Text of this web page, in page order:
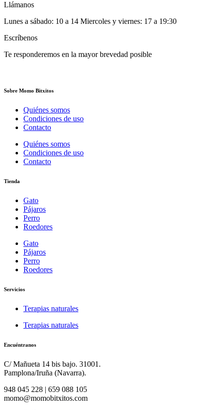
Llámanos
Lunes a sábado: 10 a 14 Miercoles y viernes: 17 a 19:30
Escríbenos
Te responderemos en la mayor brevedad posible
Sobre Momo Bitxitos
Quiénes somos
Condiciones de uso
Contacto
Quiénes somos
Condiciones de uso
Contacto
Tienda
Gato
Pájaros
Perro
Roedores
Gato
Pájaros
Perro
Roedores
Servicios
Terapias naturales
Terapias naturales
Encuéntranos
C/ Mañueta 14 bis bajo. 31001.
Pamplona/Iruña (Navarra).
948 045 228 | 659 088 105
momo@momobitxitos.com